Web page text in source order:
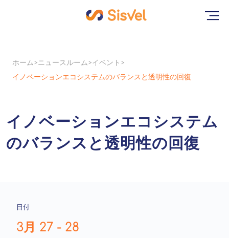
ホーム ニュースルーム
イベント
イノベーションエコシステムのバランスと透明性の回復
イノベーションエコシステム
のバランスと透明性の回復
日付
3月 27 - 28